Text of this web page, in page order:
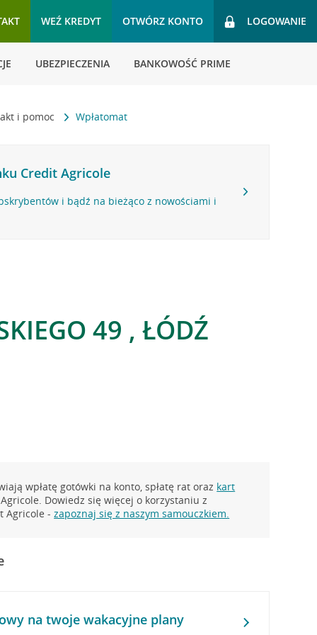
WEŹ KREDYT OTWÓRZ KONTO LOGOWANIE
UBEZPIECZENIA BANKOWOŚĆ PRIME
i pomoc Wpłatomat
Credit Agricole
i bądź na bieżąco z nowościami i
49 , ŁÓDŹ
wpłatę gotówki na konto, spłatę rat oraz kart
Dowiedz się więcej o korzystaniu z
Agricole -zapoznaj się z naszym samouczkiem.
na twoje wakacyjne plany